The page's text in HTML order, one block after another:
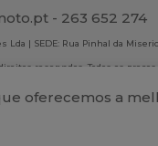
- 263 652 274
| SEDE: Rua Pinhal da
direitos reservados. Todos os
Representações Lda não se
oferecemos a